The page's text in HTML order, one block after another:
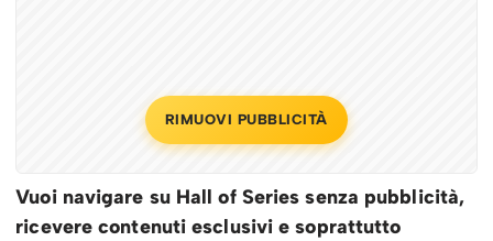
RIMUOVI PUBBLICITÀ
Vuoi navigare su Hall of Series senza pubblicità,
ricevere contenuti esclusivi e soprattutto